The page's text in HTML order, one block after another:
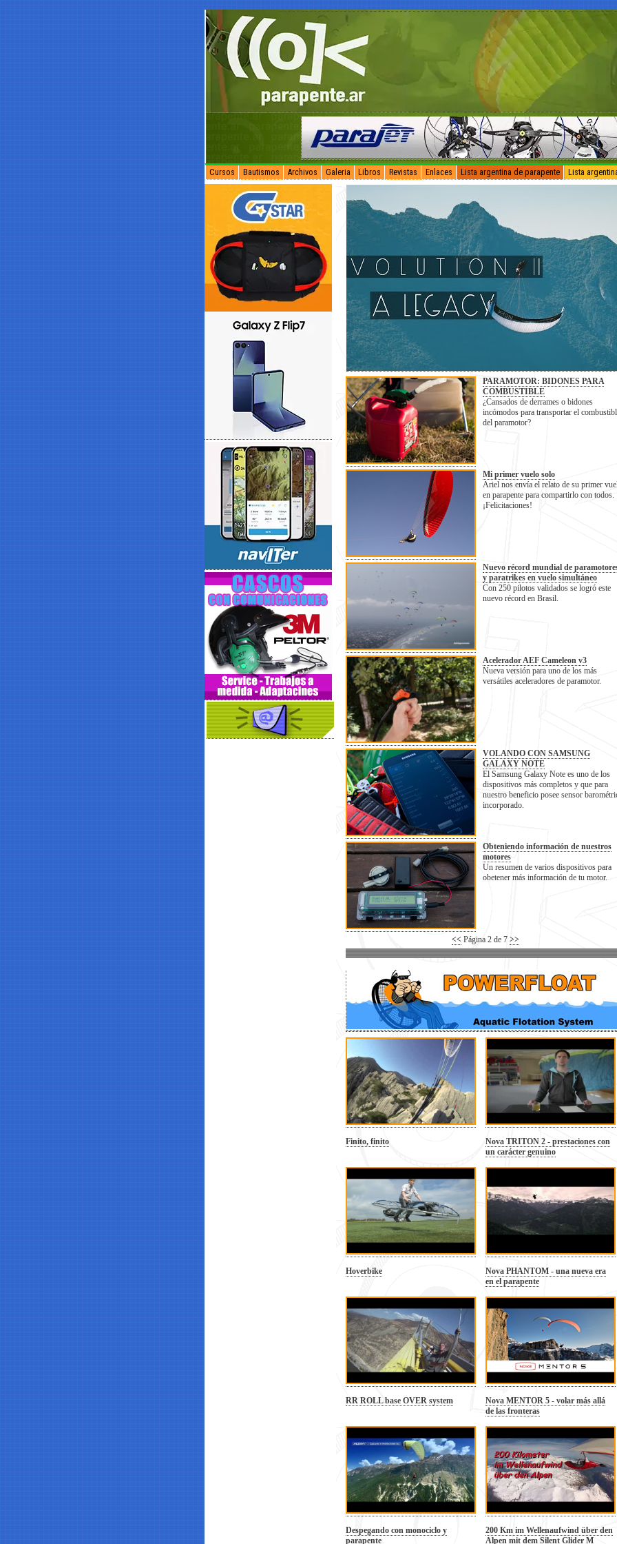
Cursos Bautismos Archivos Galeria Libros Revistas Enlaces Lista argentina de parapente Lista
PARAMOTOR: BIDONES PARA
COMBUSTIBLE
¿Cansados de derrames o bidones
incómodos para transportar el
del paramotor?
Mi primer vuelo solo
Ariel nos envía el relato de su primer
en parapente para compartirlo con todos.
¡Felicitaciones!
Nuevo récord mundial de
y paratrikes en vuelo simultáneo
Con 250 pilotos validados se logró este
nuevo récord en Brasil.
Acelerador AEF Cameleon v3
Nueva versión para uno de los más
versátiles aceleradores de paramotor.
VOLANDO CON SAMSUNG
GALAXY NOTE
El Samsung Galaxy Note es uno de los
dispositivos más completos y que para
nuestro beneficio posee sensor
incorporado.
Obteniendo información de nuestros
motores
Un resumen de varios dispositivos para
obetener más información de tu motor.
<< Página 2 de 7 >>
Finito, finito
Nova TRITON 2 - prestaciones con
un carácter genuino
Hoverbike
Nova PHANTOM - una nueva era
en el parapente
RR ROLL base OVER system
Nova MENTOR 5 - volar más allá
de las fronteras
Despegando con monociclo y
parapente
200 Km im Wellenaufwind über den
Alpen mit dem Silent Glider M